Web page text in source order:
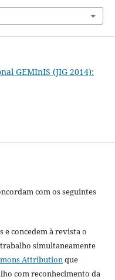
GEMInIS (JIG 2014):
com os seguintes
concedem à revista o
simultaneamente
Attribution que
com reconhecimento da